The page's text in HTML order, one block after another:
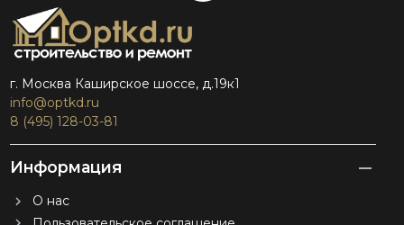
г. Москва Каширское шоссе, д.19к1
info@optkd.ru
8 (495) 128-03-81
Информация
О нас